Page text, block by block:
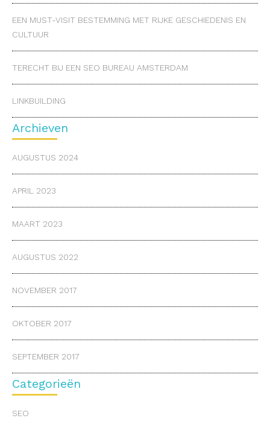
EEN MUST-VISIT BESTEMMING MET RIJKE GESCHIEDENIS EN
CULTUUR
TERECHT BIJ EEN SEO BUREAU AMSTERDAM
LINKBUILDING
Archieven
AUGUSTUS 2024
APRIL 2023
MAART 2023
AUGUSTUS 2022
NOVEMBER 2017
OKTOBER 2017
SEPTEMBER 2017
Categorieën
SEO